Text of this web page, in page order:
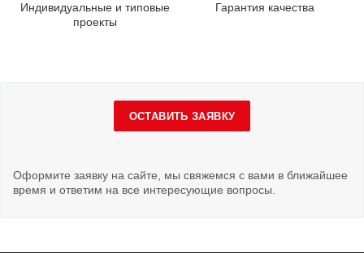
Индивидуальные и типовые
проекты
Гарантия качества
ОСТАВИТЬ ЗАЯВКУ
Оформите заявку на сайте, мы свяжемся с вами в ближайшее
время и ответим на все интересующие вопросы.